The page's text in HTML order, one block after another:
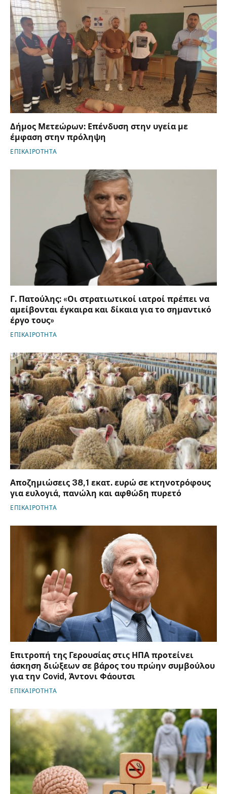
Δήμος Μετεώρων: Επένδυση στην υγεία με
έμφαση στην πρόληψη
ΕΠΙΚΑΙΡΟΤΗΤΑ
Γ. Πατούλης: «Οι στρατιωτικοί ιατροί πρέπει να
αμείβονται έγκαιρα και δίκαια για το σημαντικό
έργο τους»
ΕΠΙΚΑΙΡΟΤΗΤΑ
Αποζημιώσεις 38,1 εκατ. ευρώ σε κτηνοτρόφους
για ευλογιά, πανώλη και αφθώδη πυρετό
ΕΠΙΚΑΙΡΟΤΗΤΑ
Επιτροπή της Γερουσίας στις ΗΠΑ προτείνει
άσκηση διώξεων σε βάρος του πρώην συμβούλου
για την Covid, Άντονι Φάουτσι
ΕΠΙΚΑΙΡΟΤΗΤΑ